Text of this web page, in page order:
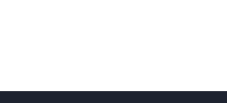
рекомендуется уйти с